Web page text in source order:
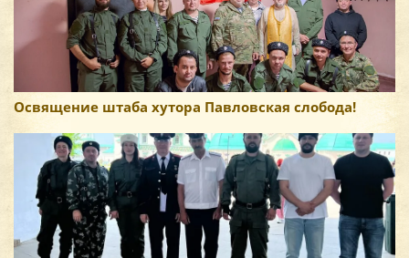
Освящение штаба хутора Павловская слобода!